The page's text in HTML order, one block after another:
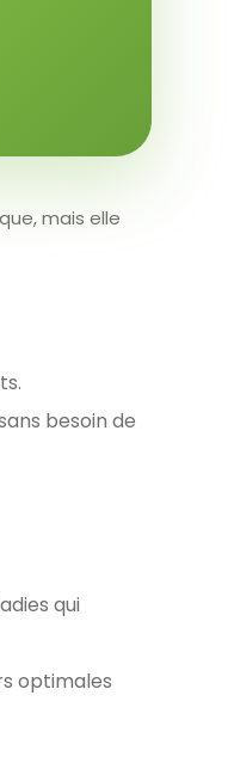
mais elle
besoin de
qui
optimales